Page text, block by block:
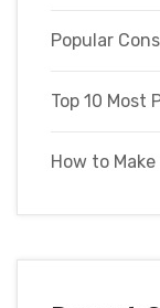
Popular
Top 10 Most
How to